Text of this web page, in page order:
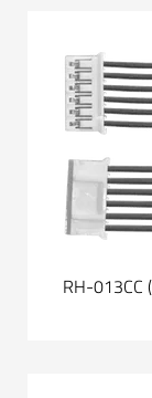
RH-013CC